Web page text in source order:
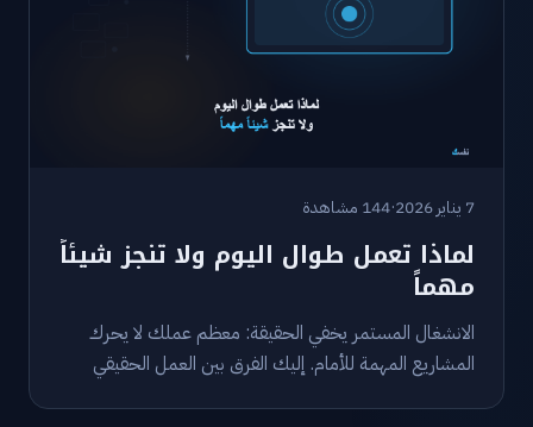
7 يناير 2026 ·144 مشاهدة
لماذا تعمل طوال اليوم ولا تنجز شيئاً
مهماً
الانشغال المستمر يخفي الحقيقة: معظم عملك لا يحرك
المشاريع المهمة للأمام. إليك الفرق بين العمل الحقيقي